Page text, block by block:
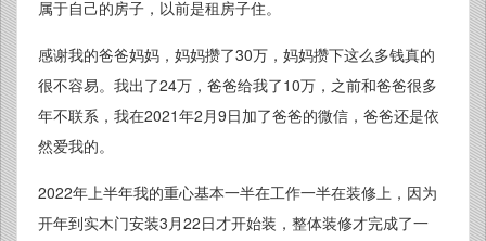
属于自己的房子，以前是租房子住。
感谢我的爸爸妈妈，妈妈攒了30万，妈妈攒下这么多钱真的
很不容易。我出了24万，爸爸给我了10万，之前和爸爸很多
年不联系，我在2021年2月9日加了爸爸的微信，爸爸还是依
然爱我的。
2022年上半年我的重心基本一半在工作一半在装修上，因为
开年到实木门安装3月22日才开始装，整体装修才完成了一